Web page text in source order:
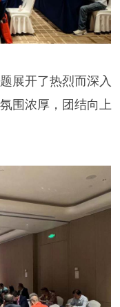
展开了热烈而深入
围浓厚，团结向上